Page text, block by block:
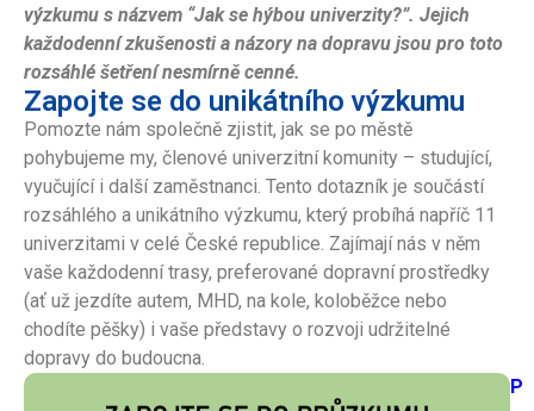
výzkumu s názvem “Jak se hýbou univerzity?”. Jejich
každodenní zkušenosti a názory na dopravu jsou pro toto
rozsáhlé šetření nesmírně cenné.
P
Zapojte se do unikátního výzkumu
Pomozte nám společně zjistit, jak se po městě
pohybujeme my, členové univerzitní komunity – studující,
vyučující i další zaměstnanci. Tento dotazník je součástí
rozsáhlého a unikátního výzkumu, který probíhá napříč 11
univerzitami v celé České republice. Zajímají nás v něm
vaše každodenní trasy, preferované dopravní prostředky
(ať už jezdíte autem, MHD, na kole, koloběžce nebo
chodíte pěšky) i vaše představy o rozvoji udržitelné
dopravy do budoucna.